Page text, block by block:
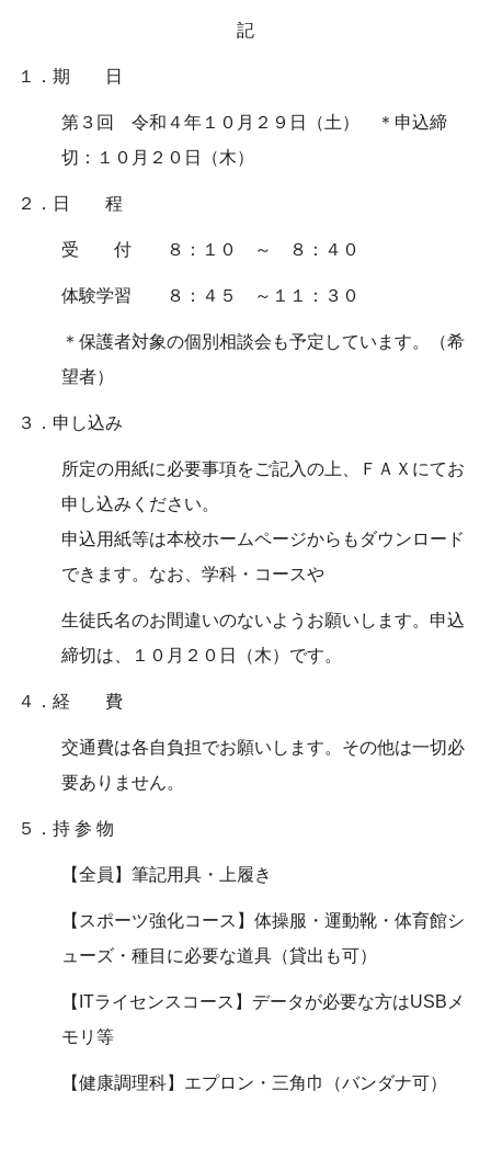
記
１．期 日
第３回 令和４年１０月２９日（土） ＊申込締
切：１０月２０日（木）
２．日 程
受 付 ８：１０ ～ ８：４０
体験学習 ８：４５ ～１１：３０
＊保護者対象の個別相談会も予定しています。（希
望者）
３．申し込み
所定の用紙に必要事項をご記入の上、ＦＡＸにてお
申し込みください。
申込用紙等は本校ホームページからもダウンロード
できます。なお、学科・コースや
生徒氏名のお間違いのないようお願いします。申込
締切は、１０月２０日（木）です。
４．経 費
交通費は各自負担でお願いします。その他は一切必
要ありません。
５．持 参 物
【全員】筆記用具・上履き
【スポーツ強化コース】体操服・運動靴・体育館シ
ューズ・種目に必要な道具（貸出も可）
【ITライセンスコース】データが必要な方はUSBメ
モリ等
【健康調理科】エプロン・三角巾（バンダナ可）